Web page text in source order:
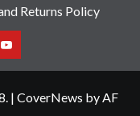
Returns Policy
YouTube
| CoverNews by AF